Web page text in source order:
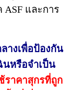
ASF และการ
างเพื่อป้องกัน
นหรือจำเป็น
ราคาสุกรที่ถูก